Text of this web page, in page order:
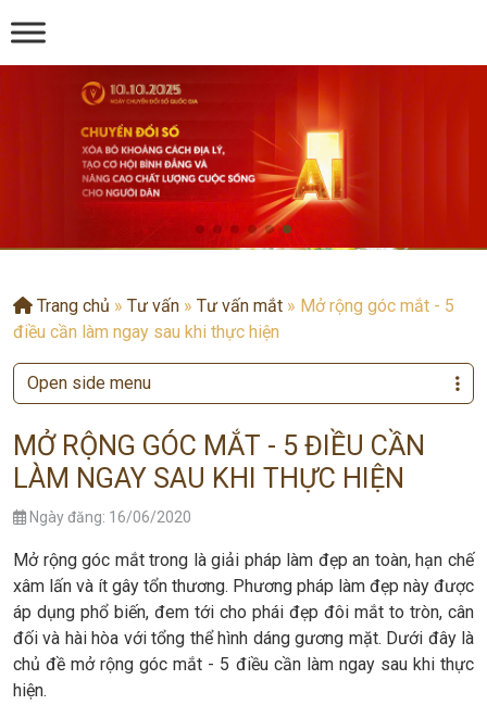
Trang chủ » Tư vấn » Tư vấn mắt » Mở rộng góc mắt - 5
điều cần làm ngay sau khi thực hiện
MỞ RỘNG GÓC MẮT - 5 ĐIỀU CẦN
LÀM NGAY SAU KHI THỰC HIỆN
Ngày đăng: 16/06/2020
Mở rộng góc mắt trong là giải pháp làm đẹp an toàn, hạn chế
xâm lấn và ít gây tổn thương. Phương pháp làm đẹp này được
áp dụng phổ biến, đem tới cho phái đẹp đôi mắt to tròn, cân
đối và hài hòa với tổng thể hình dáng gương mặt. Dưới đây là
chủ đề mở rộng góc mắt - 5 điều cần làm ngay sau khi thực
hiện.
Open side menu